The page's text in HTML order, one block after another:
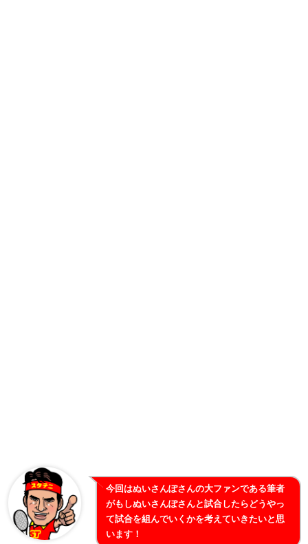
今回はぬいさんぽさんの大ファンである筆者
がもしぬいさんぽさんと試合したらどうやっ
て試合を組んでいくかを考えていきたいと思
います！